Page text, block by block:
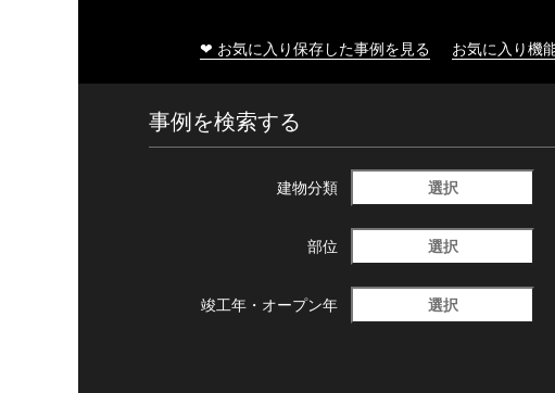
❤ お気に入り保存した事例を見る お気に入り機
事例を検索する
建物分類 選択
部位 選択
竣工年・ オープン年 選択